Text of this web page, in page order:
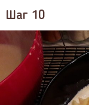
Шаг 10